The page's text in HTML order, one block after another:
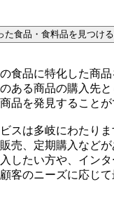
た食品・食料品を見つけ
食品に特化した商
ある商品の購入先と
品を発見することが
スは多岐にわたり
売、定期購入など
したい方や、イン
客のニーズに応じ